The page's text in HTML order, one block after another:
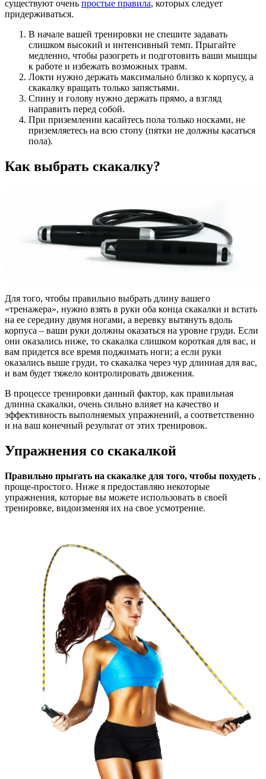
существуют очень простые правила, которых следует
придерживаться.
В начале вашей тренировки не спешите задавать
слишком высокий и интенсивный темп. Прыгайте
медленно, чтобы разогреть и подготовить ваши мышцы
к работе и избежать возможных травм.
Локти нужно держать максимально близко к корпусу, а
скакалку вращать только запястьями.
Спину и голову нужно держать прямо, а взгляд
направить перед собой.
При приземлении касайтесь пола только носками, не
приземляетесь на всю стопу (пятки не должны касаться
пола).
Как выбрать скакалку?
Для того, чтобы правильно выбрать длину вашего
«тренажера», нужно взять в руки оба конца скакалки и встать
на ее середину двумя ногами, а веревку вытянуть вдоль
корпуса – ваши руки должны оказаться на уровне груди. Если
они оказались ниже, то скакалка слишком короткая для вас, и
вам придется все время поджимать ноги; а если руки
оказались выше груди, то скакалка через чур длинная для вас,
и вам будет тяжело контролировать движения.
В процессе тренировки данный фактор, как правильная
длинна скакалки, очень сильно влияет на качество и
эффективность выполняемых упражнений, а соответственно
и на ваш конечный результат от этих тренировок.
Упражнения со скакалкой
Правильно прыгать на скакалке для того, чтобы похудеть ,
проще-простого. Ниже я предоставляю некоторые
упражнения, которые вы можете использовать в своей
тренировке, видоизменяя их на свое усмотрение.